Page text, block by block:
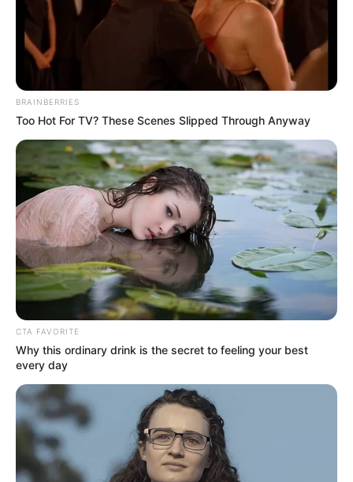
BRAINBERRIES
Too Hot For TV? These Scenes Slipped Through Anyway
CTA FAVORITE
Why this ordinary drink is the secret to feeling your best
every day